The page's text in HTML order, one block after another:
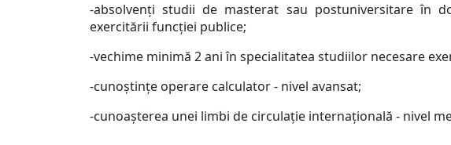
-absolvenţi studii de masterat sau postuniversitare în
exercitării funcţiei publice;
-vechime minimă 2 ani în specialitatea studiilor necesare
-cunoştinţe operare calculator - nivel avansat;
-cunoaşterea unei limbi de circulaţie internaţională - nivel